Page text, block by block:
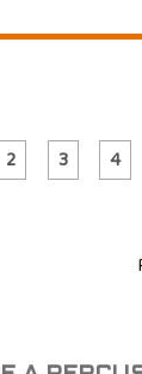
2 3 4